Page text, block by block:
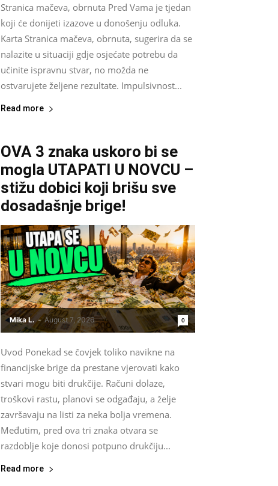
Stranica mačeva, obrnuta Pred Vama je tjedan
koji će donijeti izazove u donošenju odluka.
Karta Stranica mačeva, obrnuta, sugerira da se
nalazite u situaciji gdje osjećate potrebu da
učinite ispravnu stvar, no možda ne
ostvarujete željene rezultate. Impulsivnost...
Read more
OVA 3 znaka uskoro bi se
mogla UTAPATI U NOVCU –
stižu dobici koji brišu sve
dosadašnje brige!
Mika L. - August 7, 2026 0
Uvod Ponekad se čovjek toliko navikne na
financijske brige da prestane vjerovati kako
stvari mogu biti drukčije. Računi dolaze,
troškovi rastu, planovi se odgađaju, a želje
završavaju na listi za neka bolja vremena.
Međutim, pred ova tri znaka otvara se
razdoblje koje donosi potpuno drukčiju...
Read more